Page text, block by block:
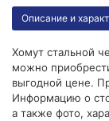
Описание и
Хомут стальной
можно
выгодной цене.
Информацию о
а также фото,